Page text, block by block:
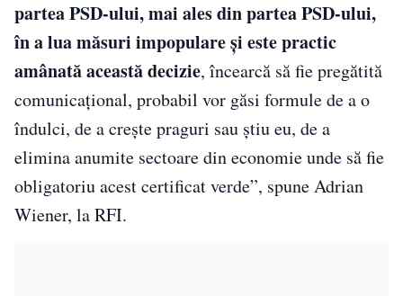
partea PSD-ului, mai ales din partea PSD-ului,
în a lua măsuri impopulare și este practic
amânată această decizie, încearcă să fie pregătită
comunicațional, probabil vor găsi formule de a o
îndulci, de a crește praguri sau știu eu, de a
elimina anumite sectoare din economie unde să fie
obligatoriu acest certificat verde”, spune Adrian
Wiener, la RFI.